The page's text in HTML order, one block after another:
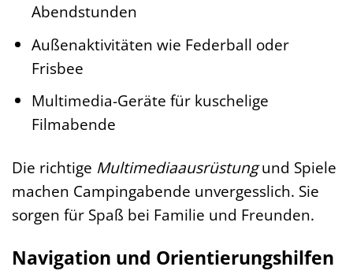
Abendstunden
Außenaktivitäten wie Federball oder
Frisbee
Multimedia-Geräte für kuschelige
Filmabende
Die richtige Multimediaausrüstungund Spiele
machen Campingabende unvergesslich. Sie
sorgen für Spaß bei Familie und Freunden.
Navigation und Orientierungshilfen